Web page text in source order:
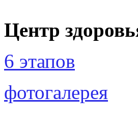
Центр
6 этапов
фотогалерея